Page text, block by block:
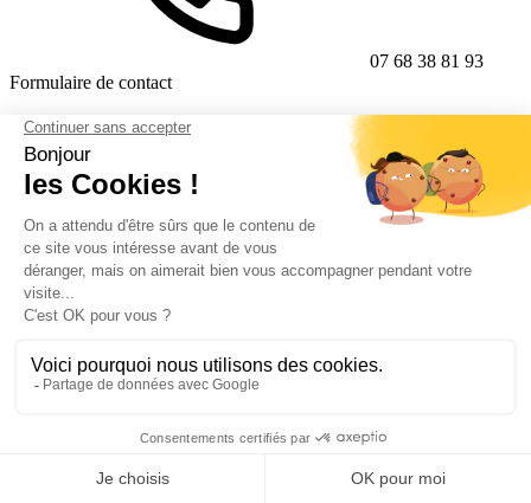
07 68 38 81 93
Formulaire de contact
Suivez-nous